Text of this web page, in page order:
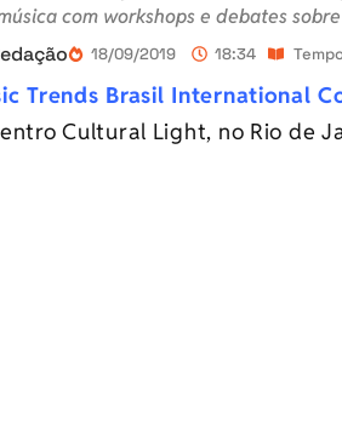
com workshops e debates
18/09/2019 18:34
Trends Brasil International
Cultural Light, no Rio de